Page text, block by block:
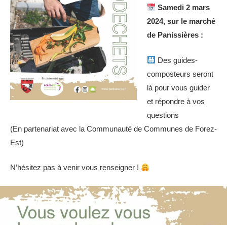
Samedi 2 mars
2024, sur le marché
de Panissières :
Des guides-
composteurs seront
là pour vous guider
et répondre à vos
questions
(En partenariat avec la Communauté de Communes de Forez-
Est)
N’hésitez pas à venir vous renseigner !